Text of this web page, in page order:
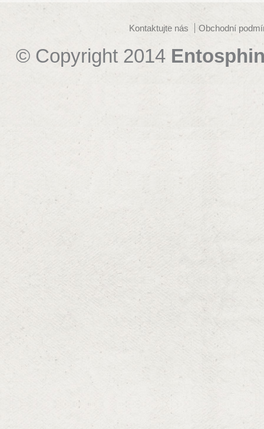
Kontaktujte nás Obchodní
© Copyright 2014